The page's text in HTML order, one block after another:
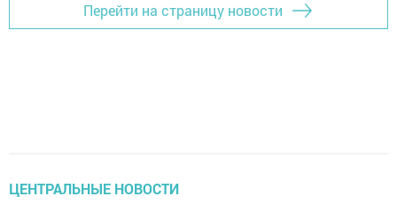
Перейти на страницу новости
ЦЕНТРАЛЬНЫЕ НОВОСТИ